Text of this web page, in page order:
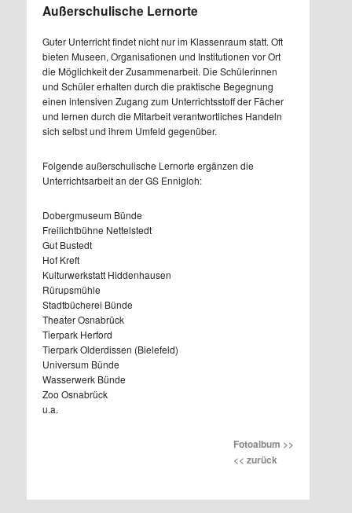
Außerschulische Lernorte
Guter Unterricht findet nicht nur im Klassenraum statt. Oft
bieten Museen, Organisationen und Institutionen vor Ort
die Möglichkeit der Zusammenarbeit. Die Schülerinnen
und Schüler erhalten durch die praktische Begegnung
einen intensiven Zugang zum Unterrichtsstoff der Fächer
und lernen durch die Mitarbeit verantwortliches Handeln
sich selbst und ihrem Umfeld gegenüber.
Folgende außerschulische Lernorte ergänzen die
Unterrichtsarbeit an der GS Ennigloh:
Dobergmuseum Bünde
Freilichtbühne Nettelstedt
Gut Bustedt
Hof Kreft
Kulturwerkstatt Hiddenhausen
Rürupsmühle
Stadtbücherei Bünde
Theater Osnabrück
Tierpark Herford
Tierpark Olderdissen (Bielefeld)
Universum Bünde
Wasserwerk Bünde
Zoo Osnabrück
u.a.
Fotoalbum >>
<< zurück